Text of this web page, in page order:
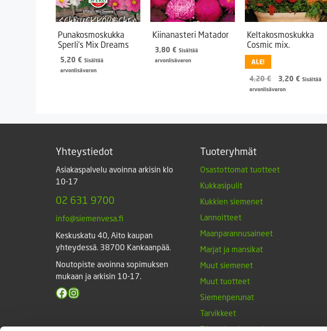
Punakosmoskukka
Sperli’s Mix Dreams
5,20 € Sisältää
arvonlisäveron
Kiinanasteri Matador
3,80 € Sisältää
arvonlisäveron
Keltakosmoskukka
Cosmic mix.
ALE!
4,20€
Alkuperäinen
hinta
3,20 € Nykyinen
Sisältää
arvonlisäveron
Yhteystiedot
Asiakaspalvelu avoinna arkisin klo
10-17
02 631 9700
info@siemenvesa.fi
Keskuskatu 40, Aito kaupan
yhteydessä. 38700 Kankaanpää.
Noutopiste avoinna sopimuksen
mukaan ja arkisin 10-17.
Facebook
Instagram
Tuoteryhmät
Osastottomat tuotteet
Kukkasipulit
Kukkien siemenet
Lannoitteet
Maanparannusaineet
Marjat ja mansikat
Muut siemenet
Muut tuotteet
Siemenperunat
Tarvikkeet
Triumph-tulppaanit